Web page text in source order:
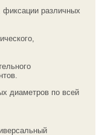
фиксации различных
диаметров по всей